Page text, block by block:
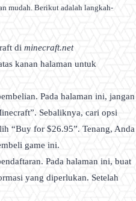
mudah. Berikut adalah langkah-
diminecraft.net
kanan halaman untuk
Pada halaman ini, jangan
Sebaliknya, cari opsi
“Buy for $26.95”. Tenang, Anda
game ini.
Pada halaman ini, buat
yang diperlukan. Setelah